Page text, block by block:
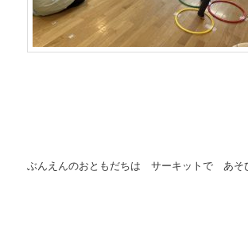
ぶんえんのおともだちは サーキットで あそ